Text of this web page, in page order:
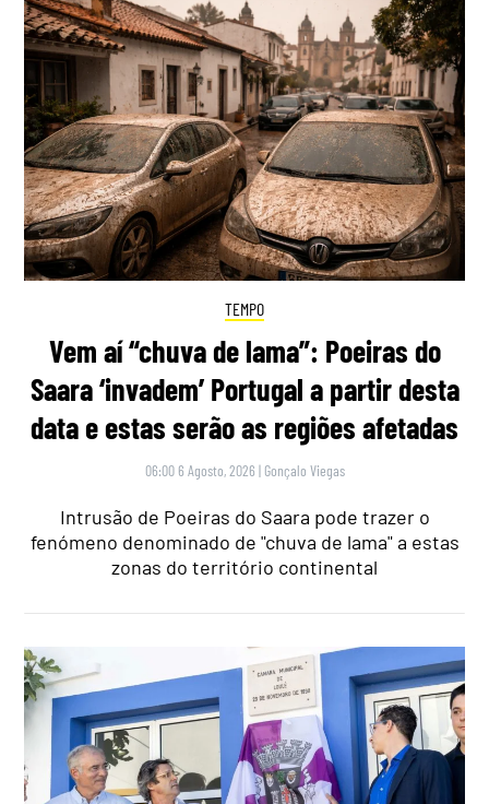
TEMPO
Vem aí “chuva de lama”: Poeiras do
Saara ‘invadem’ Portugal a partir desta
data e estas serão as regiões afetadas
06:00 6 Agosto, 2026 | Gonçalo Viegas
Intrusão de Poeiras do Saara pode trazer o
fenómeno denominado de "chuva de lama" a estas
zonas do território continental